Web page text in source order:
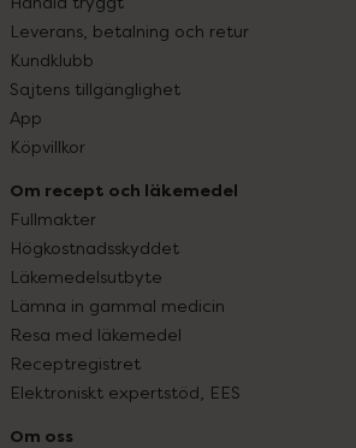
Leverans, betalning och retur
Kundklubb
Sajtens tillgänglighet
App
Köpvillkor
Om recept och läkemedel
Fullmakter
Högkostnadsskyddet
Läkemedelsutbyte
Lämna in gammal medicin
Resa med läkemedel
Receptregistret
Elektroniskt expertstöd, EES
Om oss